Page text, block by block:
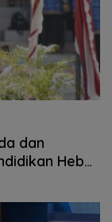
dan
Hebat